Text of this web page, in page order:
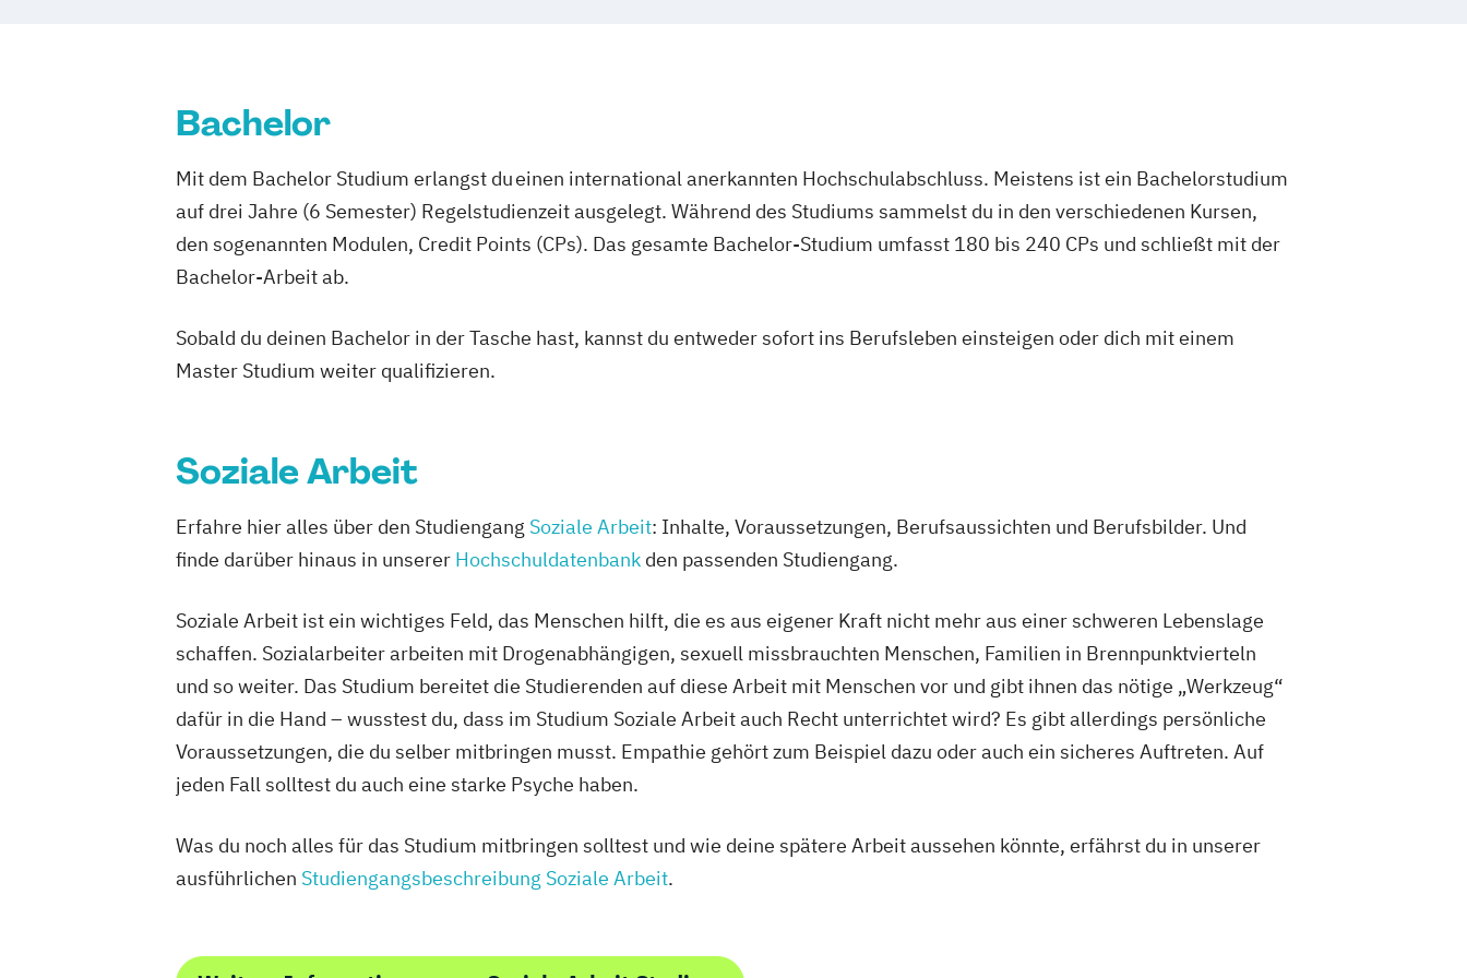
Bachelor
Mit dem Bachelor Studium erlangst du einen international anerkannten Hochschulabschluss. Meistens ist ein Bachelorstudium
auf drei Jahre (6 Semester) Regelstudienzeit ausgelegt. Während des Studiums sammelst du in den verschiedenen Kursen,
den sogenannten Modulen, Credit Points (CPs). Das gesamte Bachelor-Studium umfasst 180 bis 240 CPs und schließt mit der
Bachelor-Arbeit ab.
Sobald du deinen Bachelor in der Tasche hast, kannst du entweder sofort ins Berufsleben einsteigen oder dich mit einem
Master Studium weiter qualifizieren.
Soziale Arbeit
Erfahre hier alles über den Studiengang Soziale Arbeit: Inhalte, Voraussetzungen, Berufsaussichten und Berufsbilder. Und
finde darüber hinaus in unserer Hochschuldatenbank den passenden Studiengang.
Soziale Arbeit ist ein wichtiges Feld, das Menschen hilft, die es aus eigener Kraft nicht mehr aus einer schweren Lebenslage
schaffen. Sozialarbeiter arbeiten mit Drogenabhängigen, sexuell missbrauchten Menschen, Familien in Brennpunktvierteln
und so weiter. Das Studium bereitet die Studierenden auf diese Arbeit mit Menschen vor und gibt ihnen das nötige „Werkzeug“
dafür in die Hand – wusstest du, dass im Studium Soziale Arbeit auch Recht unterrichtet wird? Es gibt allerdings persönliche
Voraussetzungen, die du selber mitbringen musst. Empathie gehört zum Beispiel dazu oder auch ein sicheres Auftreten. Auf
jeden Fall solltest du auch eine starke Psyche haben.
Was du noch alles für das Studium mitbringen solltest und wie deine spätere Arbeit aussehen könnte, erfährst du in unserer
ausführlichen Studiengangsbeschreibung Soziale Arbeit.